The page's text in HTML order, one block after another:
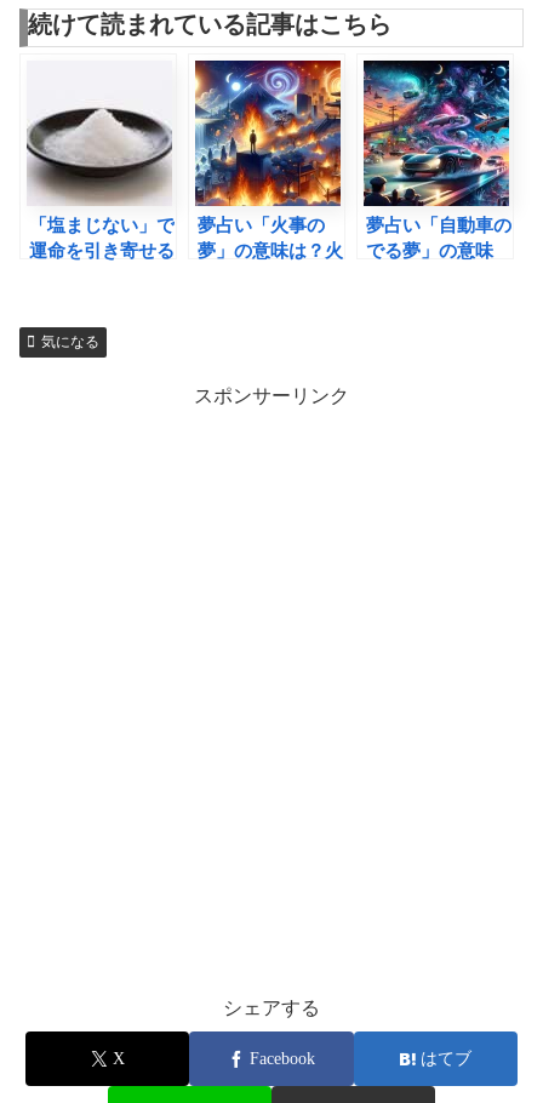
続けて読まれている記事はこちら
「塩まじない」で
運命を引き寄せる
説
夢占い「火事の
夢」の意味は？火
夢占い「自動車の
でる夢」の意味
気になる
スポンサーリンク
シェアする
X Facebook はてブ